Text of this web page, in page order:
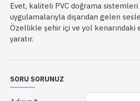
Evet, kaliteli PVC doğrama
uygulamalarıyla dışarıdan gelen
Özellikle şehir içi ve yol kenarındaki
yaratır.
SORU SORUNUZ